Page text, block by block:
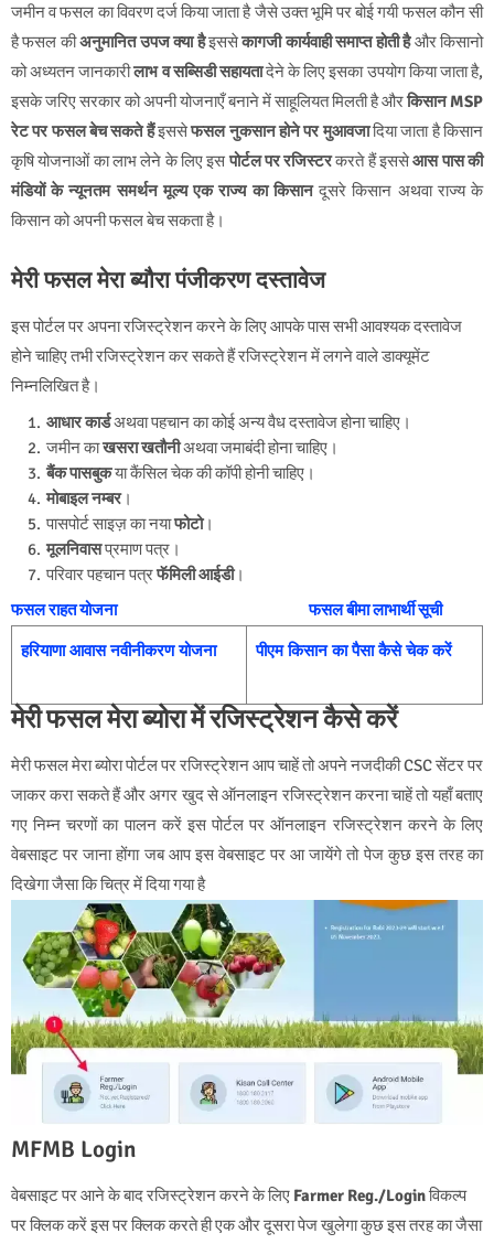
जमीन व फसल का विवरण दर्ज किया जाता है जैसे उक्त भूमि पर बोई गयी फसल कौन सी
है फसल कीअनुमानित उपज क्या हैइससेकागजी कार्यवाही समाप्त होती हैऔर किसानो
को अध्यतन जानकारीलाभ व सब्सिडी सहायतादेने के लिए इसका उपयोग किया जाता है,
इसके जरिए सरकार को अपनी योजनाएँ बनाने में साहूलियत मिलती है औरकिसान MSP
रेट पर फसल बेच सकते हैंइससेफसल नुकसान होने पर मुआवजादिया जाता है किसान
कृषि योजनाओं का लाभ लेने के लिए इसपोर्टल पर रजिस्टरकरते हैं इससेआस पास की
मंडियों के न्यूनतम समर्थन मूल्य एक राज्य का किसानदूसरे किसान अथवा राज्य के
किसान को अपनी फसल बेच सकता है।
मेरी फसल मेरा ब्यौरा पंजीकरण दस्‍तावेज
इस पोर्टल पर अपना रजिस्ट्रेशन करने के लिए आपके पास सभी आवश्यक दस्तावेज
होने चाहिए तभी रजिस्ट्रेशन कर सकते हैं रजिस्ट्रेशन में लगने वाले डाक्यूमेंट
निम्नलिखित है।
आधार कार्डअथवा पहचान का कोई अन्य वैध दस्तावेज होना चाहिए।
जमीन काखसरा खतौनीअथवा जमाबंदी होना चाहिए।
बैंक पासबुकया कैंसिल चेक की कॉपी होनी चाहिए।
मोबाइल नम्बर।
पासपोर्ट साइज़ का नयाफोटो।
मूलनिवासप्रमाण पत्र।
परिवार पहचान पत्रफॅमिली आईडी।
फसल राहत योजना
फसल बीमा लाभार्थी सूची
हरियाणा आवास नवीनीकरण योजना पीएम किसान का पैसा कैसे चेक करें
मेरी फसल मेरा ब्योरा में रजिस्ट्रेशन कैसे करें
मेरी फसल मेरा ब्योरा पोर्टल पर रजिस्ट्रेशन आप चाहें तो अपने नजदीकी CSC सेंटर पर
जाकर करा सकते हैं और अगर खुद से ऑनलाइन रजिस्ट्रेशन करना चाहें तो यहाँ बताए
गए निम्न चरणों का पालन करें इस पोर्टल पर ऑनलाइन रजिस्ट्रेशन करने के लिए
वेबसाइट पर जाना होंगा जब आप इस वेबसाइट पर आ जायेंगे तो पेज कुछ इस तरह का
दिखेगा जैसा कि चित्र में दिया गया है
MFMB Login
वेबसाइट पर आने के बाद रजिस्ट्रेशन करने के लिए Farmer Reg./Loginविकल्प
पर क्लिक करें इस पर क्लिक करते ही एक और दूसरा पेज खुलेगा कुछ इस तरह का जैसा